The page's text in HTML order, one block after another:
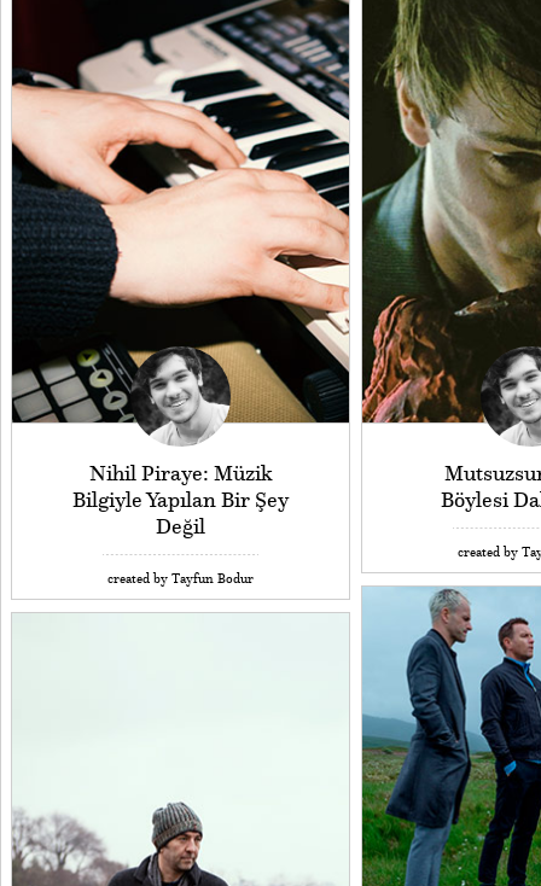
Nihil Piraye: Müzik
Bilgiyle Yapılan Bir Şey
Değil
created by Tayfun Bodur
Böylesi
created by